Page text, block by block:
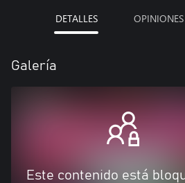
DETALLES OPINIONES
Galería
Este contenido está